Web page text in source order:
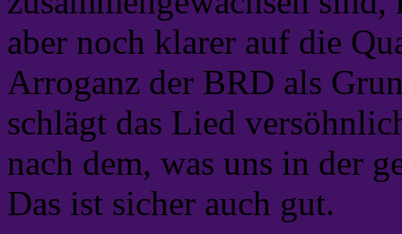
aber noch klarer auf die
Arroganz der BRD als
schlägt das Lied
nach dem, was uns in der
Das ist sicher auch gut.